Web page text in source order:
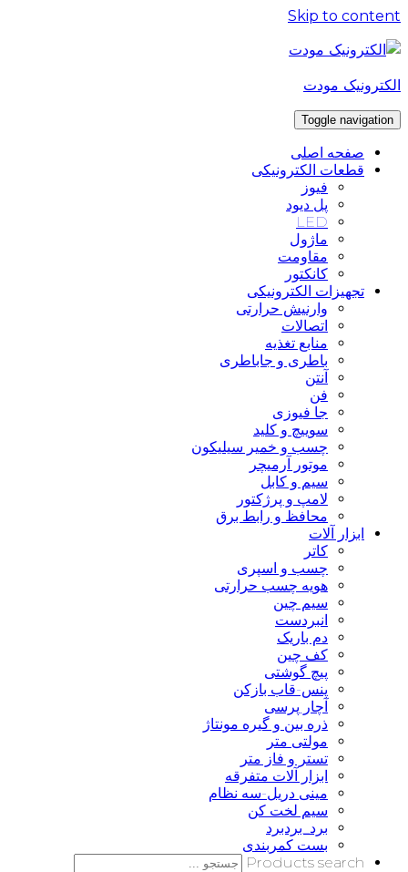
Skip to content
الکترونیک مودت
Toggle navigation
صفحه اصلی
قطعات الکترونیکی
فیوز
پل دیود
LED
ماژول
مقاومت
کانکتور
تجهیزات الکترونیکی
وارنیش حرارتی
اتصالات
منابع تغذیه
باطری و جاباطری
آنتن
فن
جا فیوزی
سوییچ و کلید
چسب و خمیر سیلیکون
موتور آرمیچر
سیم و کابل
لامپ و پرژکتور
محافظ و رابط برق
ابزار آلات
کاتر
چسب و اسپری
هویه چسب حرارتی
سیم چین
انبردست
دم باریک
کف چین
پیچ گوشتی
پنس-قاب بازکن
آچار پرسی
ذره بین و گیره مونتاژ
مولتی متر
تستر و فاز متر
ابزار آلات متفرقه
مینی دریل-سه نظام
سیم لخت کن
برد_بردبرد
بست کمربندی
Products search